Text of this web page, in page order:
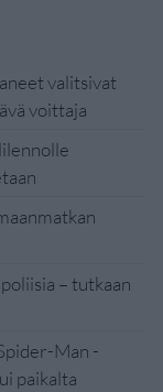
valitsivat
voittaja
– tutkaan
Man -
paikalta